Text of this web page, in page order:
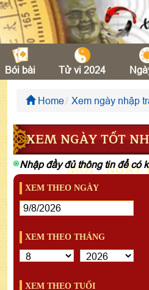
Bói bài Tử vi 2024
Home Xem ngày nhập
XEM NGÀY TỐT
MỚI - NGÀY
Nhập đầy đủ thông tin để có
XEM THEO NGÀY
XEM THEO THÁNG
XEM THEO TUỔI